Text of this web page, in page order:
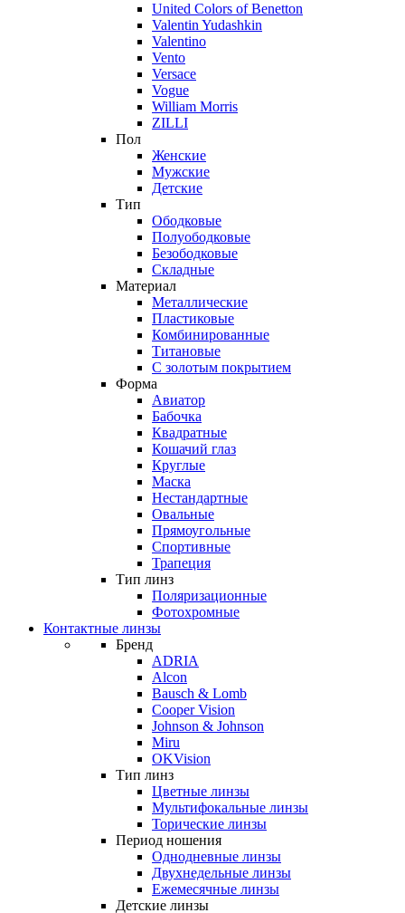
United Colors of Benetton
Valentin Yudashkin
Valentino
Vento
Versace
Vogue
William Morris
ZILLI
Пол
Женские
Мужские
Детские
Тип
Ободковые
Полуободковые
Безободковые
Складные
Материал
Металлические
Пластиковые
Комбинированные
Титановые
С золотым покрытием
Форма
Авиатор
Бабочка
Квадратные
Кошачий глаз
Круглые
Маска
Нестандартные
Овальные
Прямоугольные
Спортивные
Трапеция
Тип линз
Поляризационные
Фотохромные
Контактные линзы
Бренд
ADRIA
Alcon
Bausch & Lomb
Cooper Vision
Johnson & Johnson
Miru
OKVision
Тип линз
Цветные линзы
Мультифокальные линзы
Торические линзы
Период ношения
Однодневные линзы
Двухнедельные линзы
Ежемесячные линзы
Детские линзы